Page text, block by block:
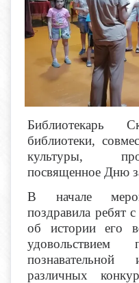
Библиотекарь
библиотеки,
культуры,
посвященное Дню
В начале
поздравила ребят
об истории его
различных